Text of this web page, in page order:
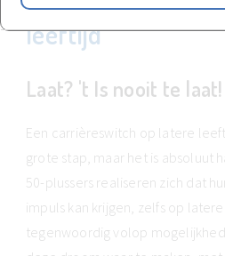
leeftijd
Laat? 't Is nooit te laat!
Een carrièreswitch op latere
grote stap, maar het is absoluut
50-plussers realiseren zich dat
impuls kan krijgen, zelfs op
tegenwoordig volop